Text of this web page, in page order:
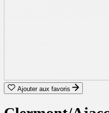
Ajouter aux favoris